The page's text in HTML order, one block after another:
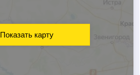
Показать карту